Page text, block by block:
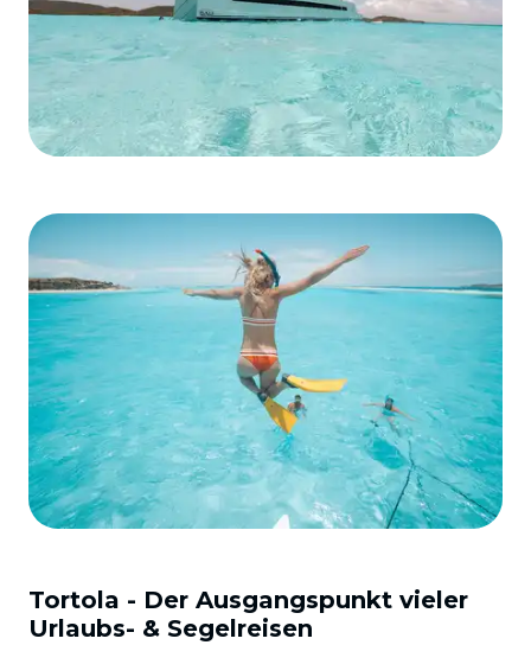
Tortola - Der Ausgangspunkt vieler
Urlaubs- & Segelreisen